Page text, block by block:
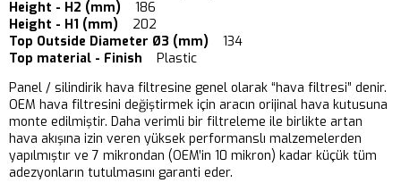
Height - H2 (mm) 186
Height - H1 (mm) 202
Top Outside Diameter Ø3 (mm) 134
Top material - Finish Plastic
Panel / silindirik hava filtresine genel olarak “hava filtresi” denir.
OEM hava filtresini değiştirmek için aracın orijinal hava kutusuna
monte edilmiştir. Daha verimli bir filtreleme ile birlikte artan
hava akışına izin veren yüksek performanslı malzemelerden
yapılmıştır ve 7 mikrondan (OEM’in 10 mikron) kadar küçük tüm
adezyonların tutulmasını garanti eder.